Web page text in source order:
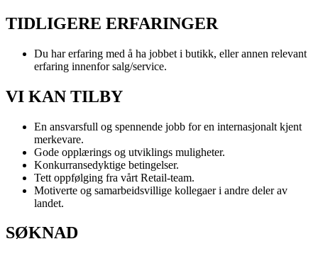
TIDLIGERE ERFARINGER
Du har erfaring med å ha jobbet i butikk, eller annen relevant
erfaring innenfor salg/service.
VI KAN TILBY
En ansvarsfull og spennende jobb for en internasjonalt kjent
merkevare.
Gode opplærings og utviklings muligheter.
Konkurransedyktige betingelser.
Tett oppfølging fra vårt Retail-team.
Motiverte og samarbeidsvillige kollegaer i andre deler av
landet.
SØKNAD